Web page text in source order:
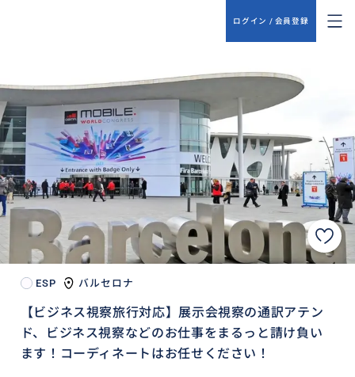
ログイン / 会員登録
ESP バルセロナ
【ビジネス視察旅行対応】展示会視察の通訳アテン
ド、ビジネス視察などのお仕事をまるっと請け負い
ます！コーディネートはお任せください！